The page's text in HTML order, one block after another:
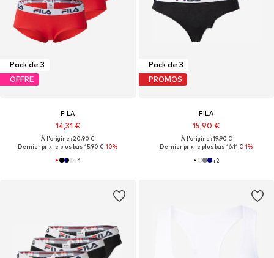
Pack de 3
OFFRE
FILA
14,31 €
À l'origine : 20,90 €
Dernier prix le plus bas :15,90 €-10%
+1
Pack de 3
PROMOS
FILA
15,90 €
À l'origine : 19,90 €
Dernier prix le plus bas :16,11 €-1%
+2